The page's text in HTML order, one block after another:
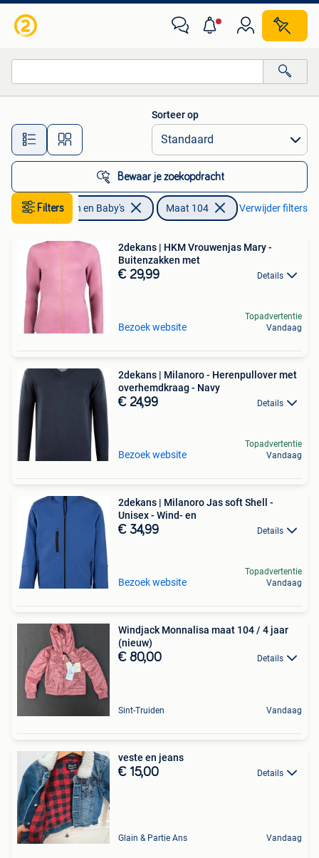
Alle afstanden…
Sorteer op
Bewaar je zoekopdracht
Filters
Kinderen en Baby's Maat 104 Verwijder filters
2dekans | HKM Vrouwenjas Mary -
Buitenzakken met
€ 29,99 Details
Bezoek website
Topadvertentie
Vandaag
2dekans | Milanoro - Herenpullover met
overhemdkraag - Navy
€ 24,99 Details
Bezoek website
Topadvertentie
Vandaag
2dekans | Milanoro Jas soft Shell -
Unisex - Wind- en
€ 34,99 Details
Bezoek website
Topadvertentie
Vandaag
Windjack Monnalisa maat 104 / 4 jaar
(nieuw)
€ 80,00 Details
Sint-Truiden Vandaag
veste en jeans
€ 15,00 Details
Glain & Partie Ans Vandaag